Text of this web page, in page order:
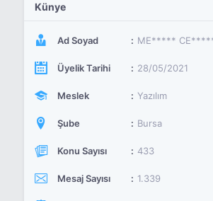
Künye
Ad Soyad ME*****
Üyelik Tarihi 28/05/2021
Meslek Yazılım
Şube Bursa
Konu Sayısı 433
Mesaj Sayısı 1.339